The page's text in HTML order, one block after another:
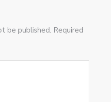
be published. Required